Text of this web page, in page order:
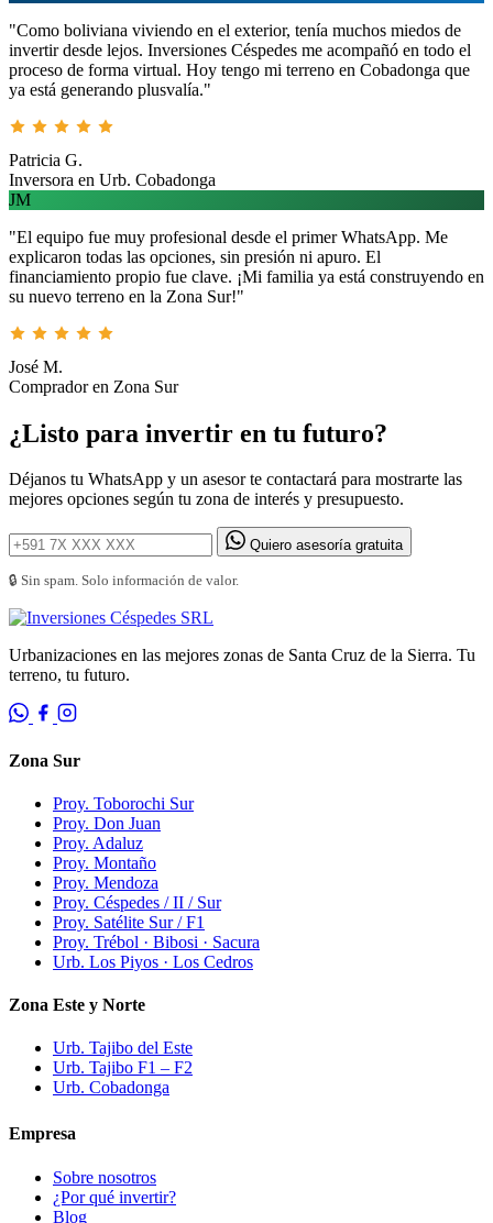
"Como boliviana viviendo en el exterior, tenía muchos miedos de
invertir desde lejos. Inversiones Céspedes me acompañó en todo el
proceso de forma virtual. Hoy tengo mi terreno en Cobadonga que
ya está generando plusvalía."
Patricia G.
Inversora en Urb. Cobadonga
JM
"El equipo fue muy profesional desde el primer WhatsApp. Me
explicaron todas las opciones, sin presión ni apuro. El
financiamiento propio fue clave. ¡Mi familia ya está construyendo en
su nuevo terreno en la Zona Sur!"
José M.
Comprador en Zona Sur
¿Listo para invertir en tu futuro?
Déjanos tu WhatsApp y un asesor te contactará para mostrarte las
mejores opciones según tu zona de interés y presupuesto.
Quiero asesoría gratuita
🔒 Sin spam. Solo información de valor.
Urbanizaciones en las mejores zonas de Santa Cruz de la Sierra. Tu
terreno, tu futuro.
Zona Sur
Proy. Toborochi Sur
Proy. Don Juan
Proy. Adaluz
Proy. Montaño
Proy. Mendoza
Proy. Céspedes / II / Sur
Proy. Satélite Sur / F1
Proy. Trébol · Bibosi · Sacura
Urb. Los Piyos · Los Cedros
Zona Este y Norte
Urb. Tajibo del Este
Urb. Tajibo F1 – F2
Urb. Cobadonga
Empresa
Sobre nosotros
¿Por qué invertir?
Blog